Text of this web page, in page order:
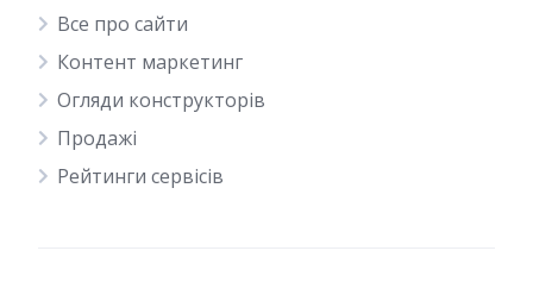
Все про сайти
Контент маркетинг
Огляди конструкторів
Продажі
Рейтинги сервісів